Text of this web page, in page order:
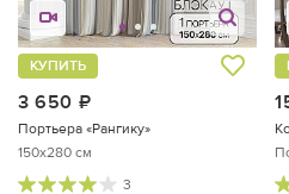
3 650
КУПИТЬ
Портьера «Рангику»
150x280 см
3